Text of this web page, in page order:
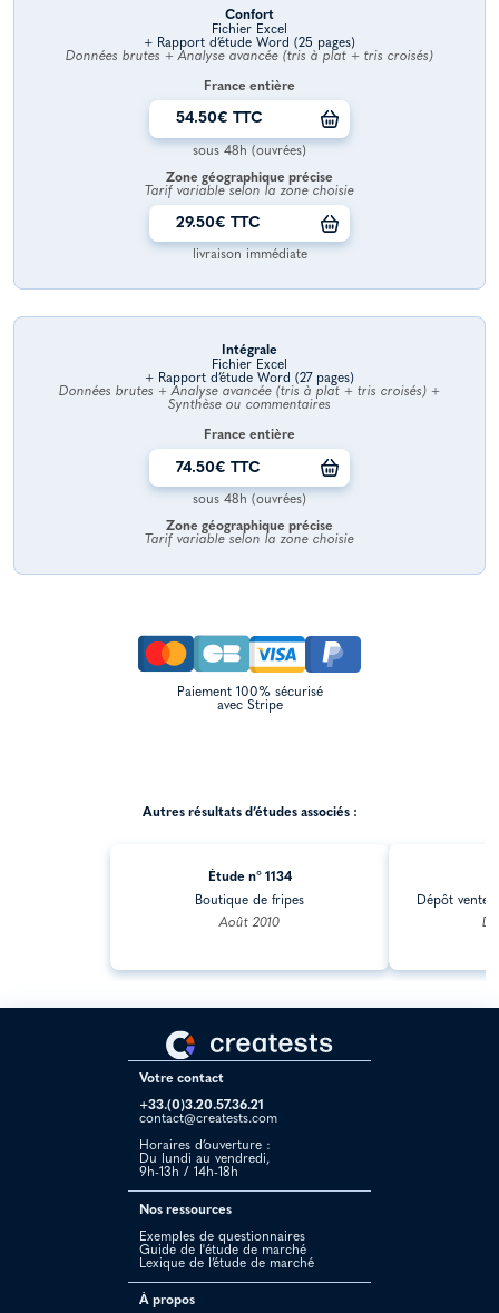
Confort
Fichier Excel
+ Rapport d’étude Word (25 pages)
Données brutes + Analyse avancée (tris à plat + tris croisés)
France entière
54.50€ TTC
sous 48h (ouvrées)
Zone géographique précise
Tarif variable selon la zone choisie
29.50€ TTC
livraison immédiate
Intégrale
Fichier Excel
+ Rapport d’étude Word (27 pages)
Données brutes + Analyse avancée (tris à plat + tris croisés) +
Synthèse ou commentaires
France entière
74.50€ TTC
sous 48h (ouvrées)
Zone géographique précise
Tarif variable selon la zone choisie
Paiement 100% sécurisé
avec Stripe
Autres résultats d’études associés :
Étude n° 1134
Boutique de fripes
Août 2010
Dépôt vente
Votre contact
+33.(0)3.20.57.36.21
contact@creatests.com
Horaires d’ouverture :
Du lundi au vendredi,
9h-13h / 14h-18h
Nos ressources
Exemples de questionnaires
Guide de l'étude de marché
Lexique de l’étude de marché
À propos